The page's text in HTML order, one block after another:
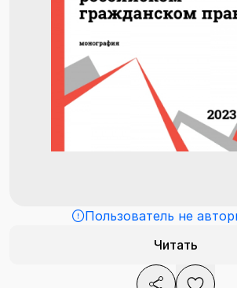
Пользователь не
Читать